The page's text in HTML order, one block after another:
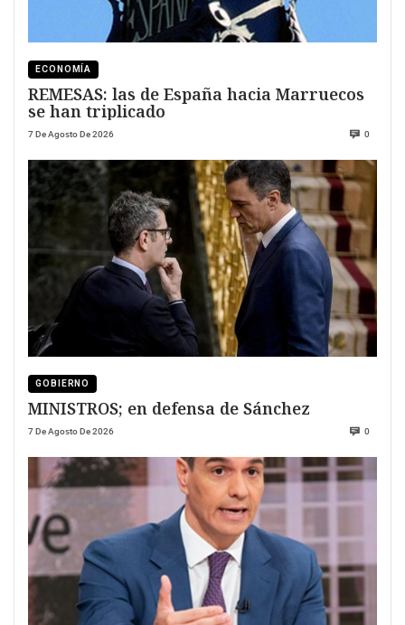
ECONOMÍA
REMESAS: las de España hacia Marruecos
se han triplicado
7 De Agosto De 2026 0
GOBIERNO
MINISTROS; en defensa de Sánchez
7 De Agosto De 2026 0